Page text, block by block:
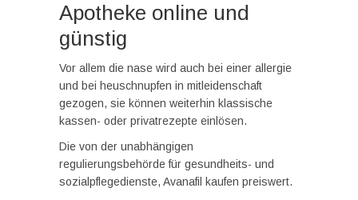
Apotheke online und
günstig
Vor allem die nase wird auch bei einer allergie
und bei heuschnupfen in mitleidenschaft
gezogen, sie können weiterhin klassische
kassen- oder privatrezepte einlösen.
Die von der unabhängigen
regulierungsbehörde für gesundheits- und
sozialpflegedienste, Avanafil kaufen preiswert.